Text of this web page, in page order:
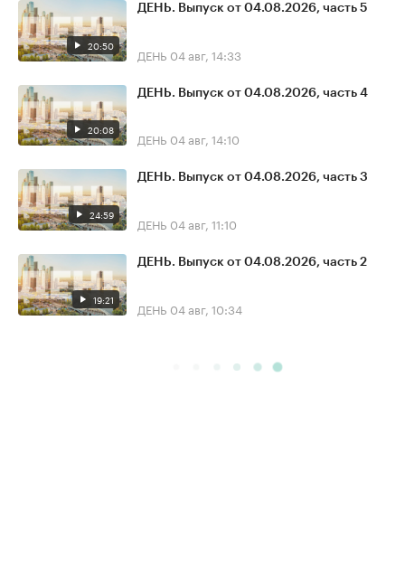
20:50
ДЕНЬ. Выпуск от 04.08.2026, часть 5
ДЕНЬ 04 авг, 14:33
20:08
ДЕНЬ. Выпуск от 04.08.2026, часть 4
ДЕНЬ 04 авг, 14:10
24:59
ДЕНЬ. Выпуск от 04.08.2026, часть 3
ДЕНЬ 04 авг, 11:10
19:21
ДЕНЬ. Выпуск от 04.08.2026, часть 2
ДЕНЬ 04 авг, 10:34